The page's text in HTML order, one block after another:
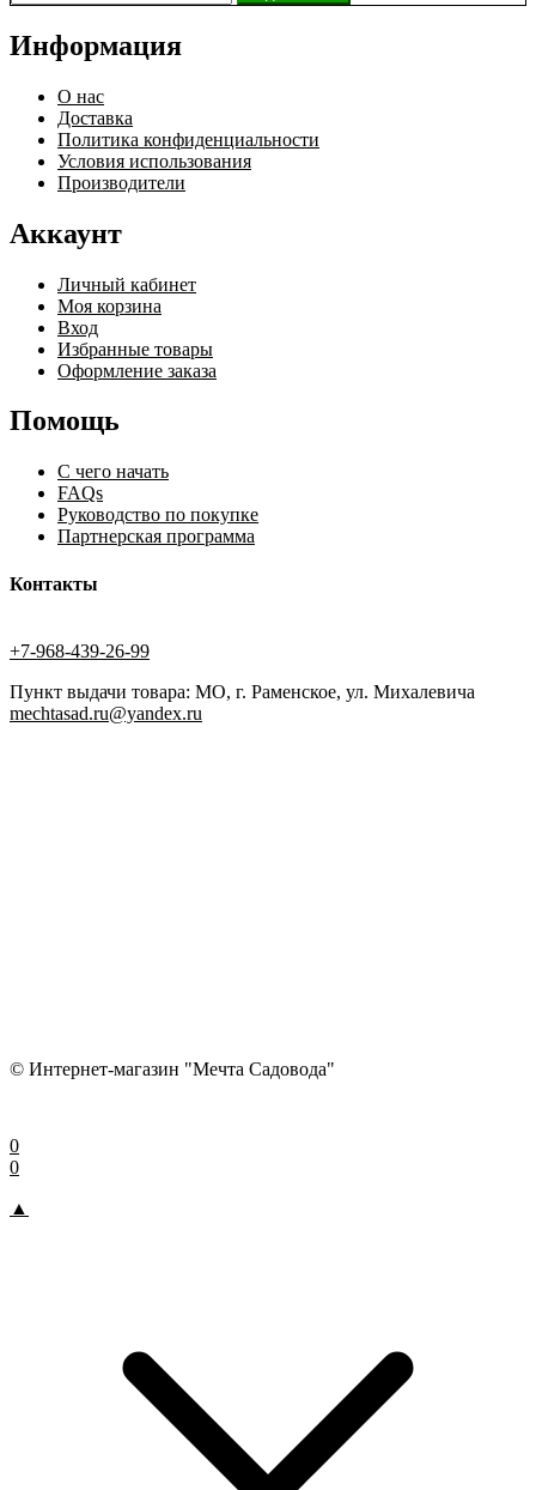
Информация
О нас
Доставка
Политика конфиденциальности
Условия использования
Производители
Аккаунт
Личный кабинет
Моя корзина
Вход
Избранные товары
Оформление заказа
Помощь
С чего начать
FAQs
Руководство по покупке
Партнерская программа
Контакты
+7-968-439-26-99
Пункт выдачи товара: МО, г. Раменское, ул. Михалевича
mechtasad.ru@yandex.ru
© Интернет-магазин "Мечта Садовода"
0
0
▲